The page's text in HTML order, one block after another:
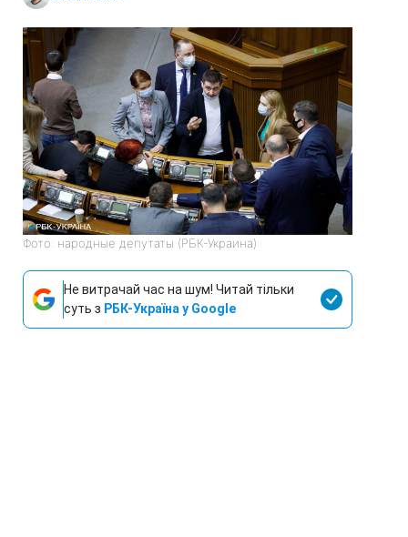
Фото: народные депутаты (РБК-Украина)
Не витрачай час на шум! Читай тільки
суть з РБК-Україна у Google